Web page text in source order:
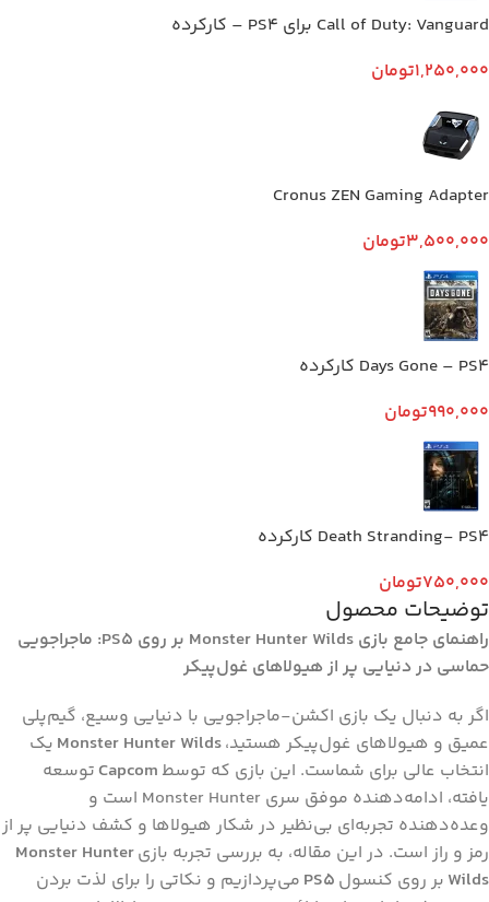
Call of Duty: Vanguard برای PS4 – کارکرده
1,250,000تومان
Cronus ZEN Gaming Adapter
3,500,000تومان
Days Gone – PS4 کارکرده
990,000تومان
Death Stranding- PS4 کارکرده
750,000تومان
توضیحات محصول
راهنمای جامع بازی Monster Hunter Wilds بر روی PS5: ماجراجویی
حماسی در دنیایی پر از هیولاهای غول‌پیکر
اگر به دنبال یک بازی اکشن-ماجراجویی با دنیایی وسیع، گیم‌پلی
عمیق و هیولاهای غول‌پیکر هستید،Monster Hunter Wilds یک
انتخاب عالی برای شماست. این بازی که توسط Capcom توسعه
یافته، ادامه‌دهنده موفق سری Monster Hunter است و
وعده‌دهنده تجربه‌ای بی‌نظیر در شکار هیولاها و کشف دنیایی پر از
رمز و راز است. در این مقاله، به بررسی تجربه بازیMonster Hunter
Wilds بر روی کنسول PS5 می‌پردازیم و نکاتی را برای لذت بردن